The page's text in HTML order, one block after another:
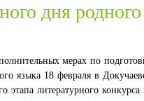
дня
мерах по
языка 18 февраля в
этапа литературного